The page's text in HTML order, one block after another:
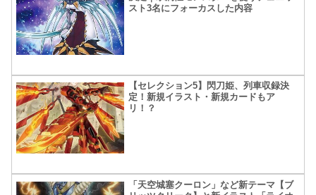
スト3名にフォーカスした内容
【セレクション5】閃刀姫、列車収録決
定！新規イラスト・新規カードもア
リ！？
「天空城塞クーロン」など新テーマ【ブ